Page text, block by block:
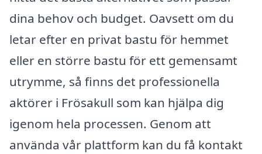
dina behov och budget. Oavsett om du
letar efter en privat bastu för hemmet
eller en större bastu för ett gemensamt
utrymme, så finns det professionella
aktörer i Frösakull som kan hjälpa dig
igenom hela processen. Genom att
använda vår plattform kan du få kontakt